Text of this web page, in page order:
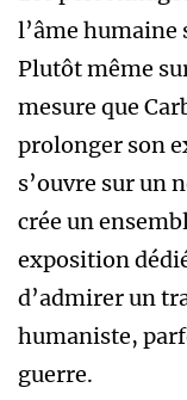
l’âme humaine
Plutôt même
mesure que
prolonger son
s’ouvre sur un
crée un
exposition
d’admirer un
humaniste,
guerre.